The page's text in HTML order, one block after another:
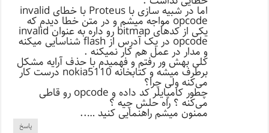
اما در شبیه سازی با Proteus با خطای invalid
opcode مواجه میشم و در متن خطا دیدم که
یکی از کدهای bitmap رو داره به عنوان invalid
opcode در یک آدرس از flash شناسایی میکنه
و مدار در عمل هم کار نمیکنه .
کلی بهش ور رفتم و فهمیدم با حذف آرایه مشکل
برطرف میشه و کتابخانه nokia5110 درست کار
می‌کنه ولی چرا؟
چطور کامپایلر کد داده و opcode رو قاطی
می‌کنه ؟ راه حلش چیه ؟
ممنون میشم راهنمایی کنید …..
پاسخ